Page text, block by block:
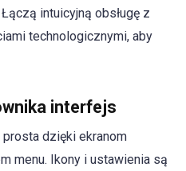
intuicyjną obsługę z
technologicznymi, aby
interfejs
dzięki ekranom
menu. Ikony i ustawienia są